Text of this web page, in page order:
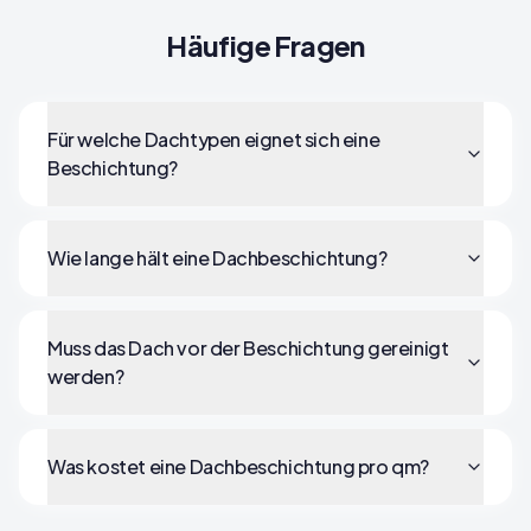
Häufige Fragen
Für welche Dachtypen eignet sich eine
Beschichtung?
Wie lange hält eine Dachbeschichtung?
Muss das Dach vor der Beschichtung gereinigt
werden?
Was kostet eine Dachbeschichtung pro qm?